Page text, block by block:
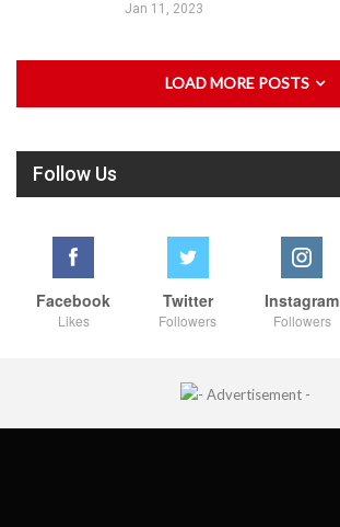
Jan 11, 2023
LOAD MORE POSTS
Follow Us
Facebook
Likes
Twitter
Followers
Instagram
Followers